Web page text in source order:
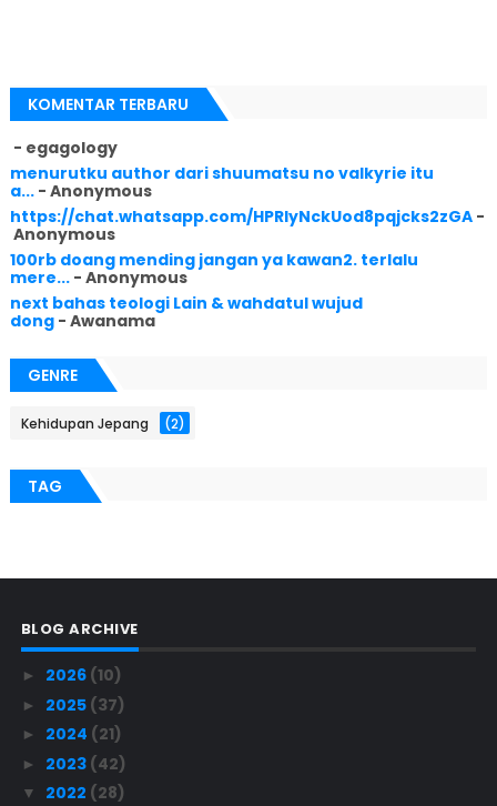
KOMENTAR TERBARU
- egagology
menurutku author dari shuumatsu no valkyrie itu
a...- Anonymous
https://chat.whatsapp.com/HPRlyNckUod8pqjcks2zGA-
Anonymous
100rb doang mending jangan ya kawan2. terlalu
mere...- Anonymous
next bahas teologi Lain & wahdatul wujud
dong- Awanama
GENRE
Kehidupan Jepang (2)
TAG
BLOG ARCHIVE
► 2026 (10)
► 2025 (37)
► 2024 (21)
► 2023 (42)
▼ 2022 (28)